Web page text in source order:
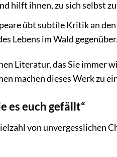
hilft ihnen, zu sich selbst
übt subtile Kritik an
Lebens im Wald gegenüber.
Literatur, das Sie immer
machen dieses Werk zu
es euch gefällt“
von unvergesslichen